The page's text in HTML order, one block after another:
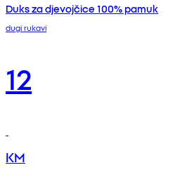
Duks za djevojčice 100% pamuk
dugi rukavi
12
KM